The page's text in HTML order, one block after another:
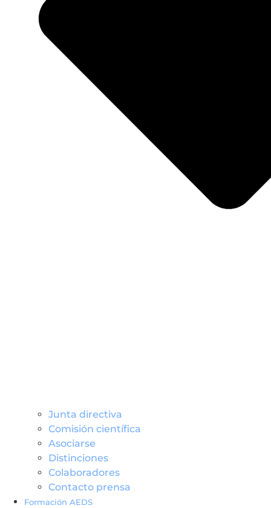
Junta directiva
Comisión científica
Asociarse
Distinciones
Colaboradores
Contacto prensa
Formación AEDS